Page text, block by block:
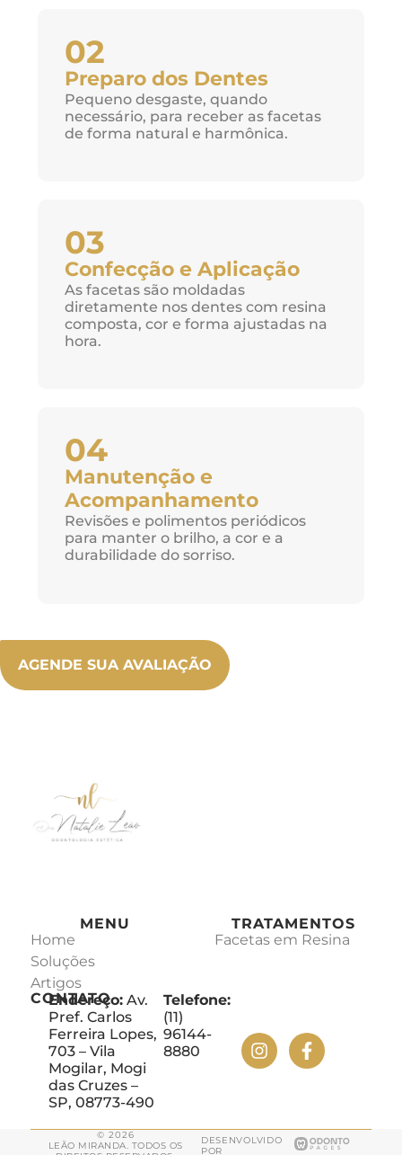
02
Preparo dos Dentes
Pequeno desgaste, quando
necessário, para receber as facetas
de forma natural e harmônica.
03
Confecção e Aplicação
As facetas são moldadas
diretamente nos dentes com resina
composta, cor e forma ajustadas na
hora.
04
Manutenção e
Acompanhamento
Revisões e polimentos periódicos
para manter o brilho, a cor e a
durabilidade do sorriso.
AGENDE SUA AVALIAÇÃO
MENU
Home
Soluções
Artigos
TRATAMENTOS
Facetas em Resina
CONTATO
Endereço: Av.
Pref. Carlos
Ferreira Lopes,
703 – Vila
Mogilar, Mogi
das Cruzes –
SP, 08773-490
Telefone:
(11)
96144-
8880
© 2026
LEÃO MIRANDA. TODOS OS
DESENVOLVIDO
POR